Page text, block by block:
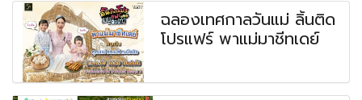
ฉลองเทศกาลวันแม่ ลิ้นติด
โปรแฟร์ พาแม่มาชีทเดย์